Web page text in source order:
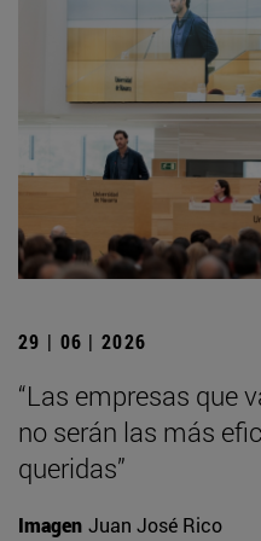
29 | 06 | 2026
“Las empresas que
no serán las más
queridas”
Imagen Juan José Rico